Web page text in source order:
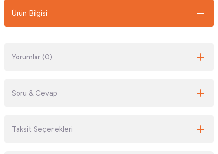
Ürün Bilgisi
Yorumlar (0)
Soru & Cevap
Taksit Seçenekleri